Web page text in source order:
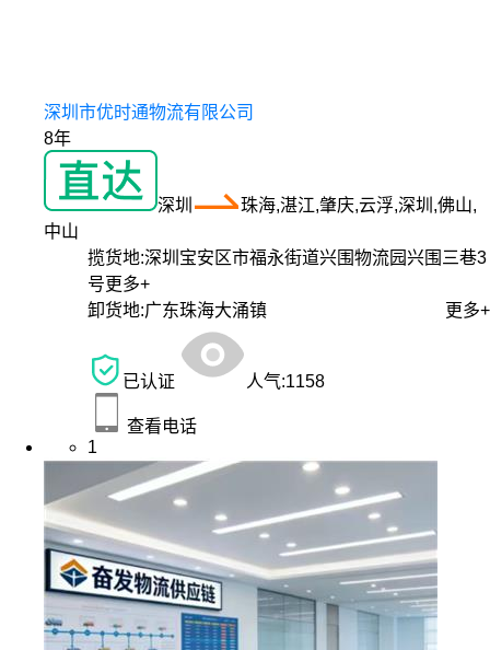
深圳市优时通物流有限公司
8年
深圳
珠海,湛江,肇庆,云浮,深圳,佛山,
中山
揽货地:深圳宝安区市福永街道兴围物流园兴围三巷3
号更多+
卸货地:广东珠海大涌镇 更多+
已认证 人气:1158
查看电话
1